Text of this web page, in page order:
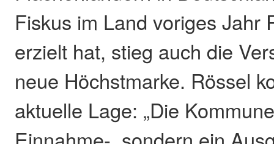
Fiskus im Land voriges Jahr
erzielt hat, stieg auch die
neue Höchstmarke. Rössel
aktuelle Lage: „Die